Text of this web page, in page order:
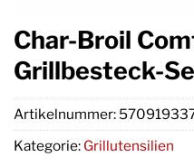
Char-Broil
Grillbesteck-
Artikelnummer:
Kategorie: Grillutensilien